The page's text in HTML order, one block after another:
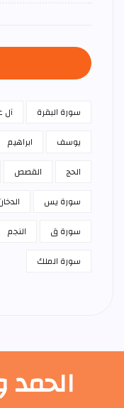
سورة البقرة آل
يوسف
ابراهيم
الحج
القصص
سورة يس
سورة ق
النجم
سورة الملك